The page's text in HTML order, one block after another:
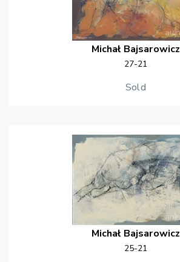
Michał Bajsarowicz
27-21
Sold
Michał Bajsarowicz
25-21